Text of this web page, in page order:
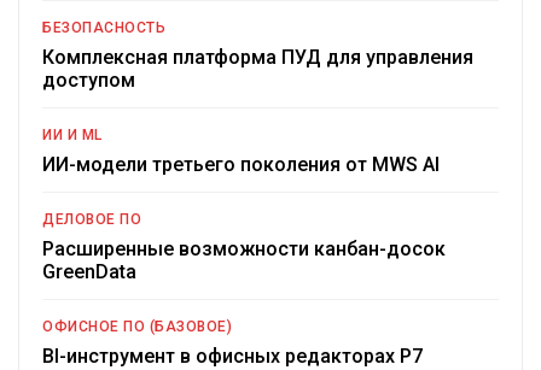
БЕЗОПАСНОСТЬ
Комплексная платформа ПУД для управления
доступом
ИИ И ML
ИИ-модели третьего поколения от MWS AI
ДЕЛОВОЕ ПО
Расширенные возможности канбан-досок
GreenData
ОФИСНОЕ ПО (БАЗОВОЕ)
BI-инструмент в офисных редакторах Р7